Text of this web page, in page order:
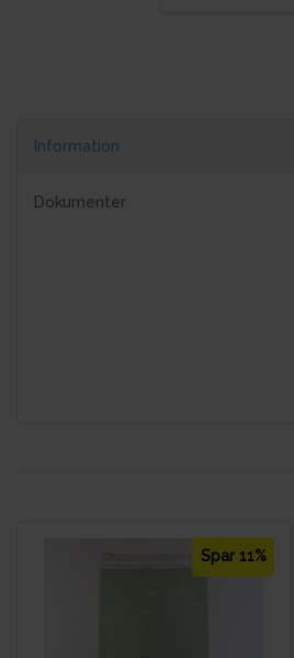
Information
Dokumenter
Spar 11%